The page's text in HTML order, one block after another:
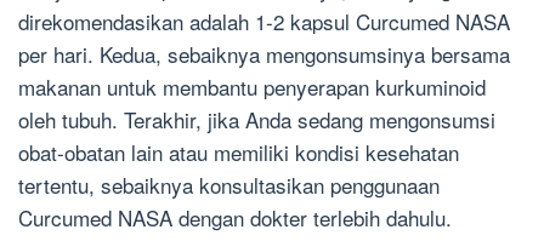
direkomendasikan adalah 1-2 kapsul Curcumed NASA
per hari. Kedua, sebaiknya mengonsumsinya bersama
makanan untuk membantu penyerapan kurkuminoid
oleh tubuh. Terakhir, jika Anda sedang mengonsumsi
obat-obatan lain atau memiliki kondisi kesehatan
tertentu, sebaiknya konsultasikan penggunaan
Curcumed NASA dengan dokter terlebih dahulu.